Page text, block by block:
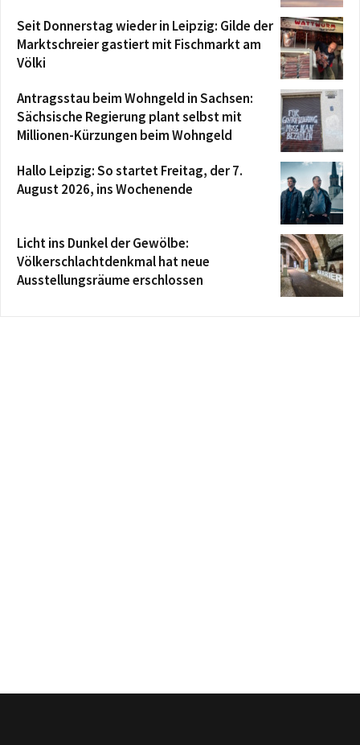
Seit Donnerstag wieder in Leipzig: Gilde der
Marktschreier gastiert mit Fischmarkt am
Völki
Antragsstau beim Wohngeld in Sachsen:
Sächsische Regierung plant selbst mit
Millionen-Kürzungen beim Wohngeld
Hallo Leipzig: So startet Freitag, der 7.
August 2026, ins Wochenende
Licht ins Dunkel der Gewölbe:
Völkerschlachtdenkmal hat neue
Ausstellungsräume erschlossen